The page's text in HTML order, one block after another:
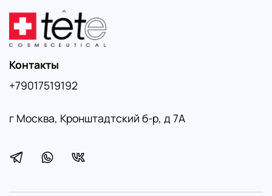
Контакты
+79017519192
г Москва, Кронштадтский б-р, д 7А